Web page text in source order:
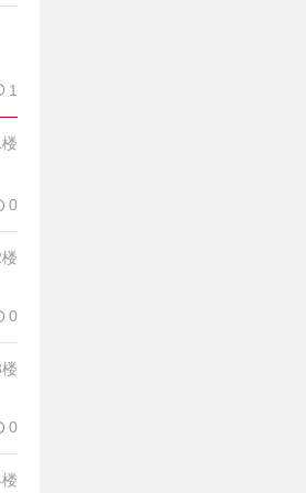
1
0
0
0